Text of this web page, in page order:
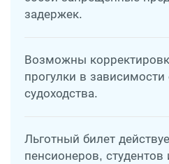
задержек.
Возможны
прогулки в зависимости
судоходства.
Льготный билет
пенсионеров,